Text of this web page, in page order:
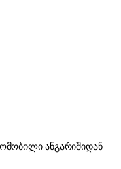
ანგარიშიდან